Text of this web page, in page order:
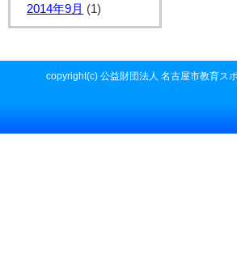
2014年9月 (1)
copyright(c) 公益財団法人 名古屋市教育ス